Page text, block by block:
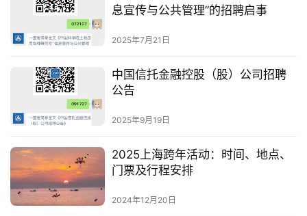
息宣传与公共管理”的招聘启事
2025年7月21日
中国信托金融控股（股）公司招聘
公告
2025年9月19日
2025上海跨年活动：时间、地点、
门票及行程安排
2024年12月20日